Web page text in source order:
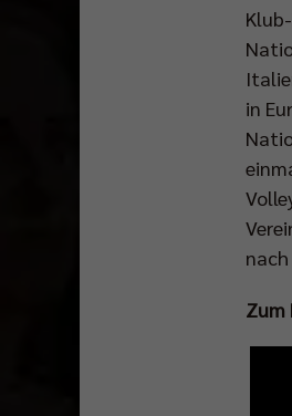
in
Zum